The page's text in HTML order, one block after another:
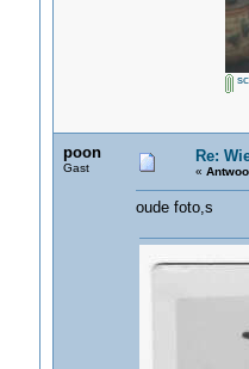
poon
Gast
Re:
«
oude foto,s